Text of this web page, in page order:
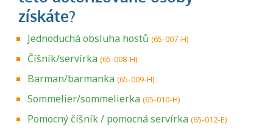
Jednoduchá obsluha hostů (65-007-H)
Číšník/servírka (65-008-H)
Barman/barmanka (65-009-H)
Sommelier/sommelierka (65-010-H)
Pomocný číšník / pomocná servírka (65-012-E)